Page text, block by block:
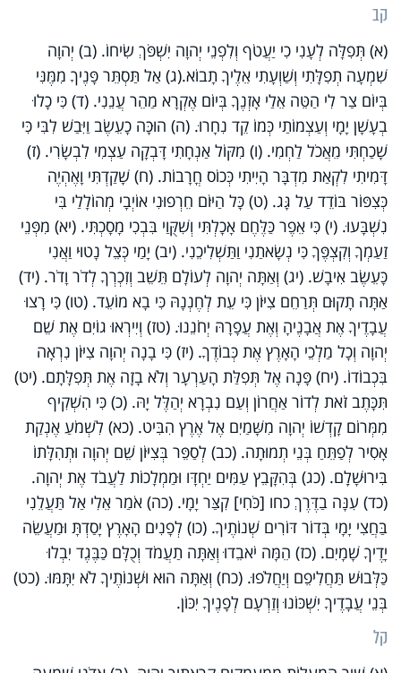
קב
(א) תְּפִלָּה לְעָנִי כִי יַעֲטֹף וְלִפְנֵי יְהוָה יִשְׁפֹּךְ שִׂיחוֹ. (ב) יְהוָה
שִׁמְעָה תְפִלָּתִי וְשַׁוְעָתִי אֵלֶיךָ תָבוֹא.(ג) אַל תַּסְתֵּר פָּנֶיךָ מִמֶּנִּי
בְּיוֹם צַר לִי הַטֵּה אֵלַי אָזְנֶךָ בְּיוֹם אֶקְרָא מַהֵר עֲנֵנִי. (ד) כִּי כָלוּ
בְעָשָׁן יָמָי וְעַצְמוֹתַי כְּמוֹ קֵד נִחָרוּ. (ה) הוּכָּה כָעֵשֶׂב וַיִּבַשׁ לִבִּי כִּי
שָׁכַחְתִּי מֵאֲכֹל לַחְמִי. (ו) מִקּוֹל אַנְחָתִי דָּבְקָה עַצְמִי לִבְשָׂרִי. (ז)
דָּמִיתִי לִקְאַת מִדְבָּר הָיִיתִי כְּכוֹס חֳרָבוֹת. (ח) שָׁקַדְתִּי וָאֶהְיֶה
כְּצִפּוֹר בּוֹדֵד עַל גָּג. (ט) כָּל הַיּוֹם חֵרְפוּנִי אוֹיְבָי מְהוֹלָלַי בִּי
נִשְׁבָּעוּ. (י) כִּי אֵפֶר כַּלֶּחֶם אָכָלְתִּי וְשִׁקֻּוַי בִּבְכִי מָסָכְתִּי. (יא) מִפְּנֵי
זַעַמְךָ וְקִצְפֶּךָ כִּי נְשָׂאתַנִי וַתַּשְׁלִיכֵנִי. (יב) יָמַי כְּצֵל נָטוּי וַאֲנִי
כָּעֵשֶׂב אִיבָשׁ. (יג) וְאַתָּה יְהוָה לְעוֹלָם תֵּשֵׁב וְזִכְרְךָ לְדֹר וָדֹר. (יד)
אַתָּה תָקוּם תְּרַחֵם צִיּוֹן כִּי עֵת לְחֶנְנָהּ כִּי בָא מוֹעֵד. (טו) כִּי רָצוּ
עֲבָדֶיךָ אֶת אֲבָנֶיהָ וְאֶת עֲפָרָהּ יְחֹנֵנוּ. (טז) וְיִירְאוּ גוֹיִם אֶת שֵׁם
יְהוָה וְכָל מַלְכֵי הָאָרֶץ אֶת כְּבוֹדֶךָ. (יז) כִּי בָנָה יְהוָה צִיּוֹן נִרְאָה
בִּכְבוֹדוֹ. (יח) פָּנָה אֶל תְּפִלַּת הָעַרְעָר וְלֹא בָזָה אֶת תְּפִלָּתָם. (יט)
תִּכָּתֶב זֹאת לְדוֹר אַחֲרוֹן וְעַם נִבְרָא יְהַלֶּל יָהּ. (כ) כִּי הִשְׁקִיף
מִמְּרוֹם קָדְשׁוֹ יְהוָה מִשָּׁמַיִם אֶל אֶרֶץ הִבִּיט. (כא) לִשְׁמֹעַ אֶנְקַת
אָסִיר לְפַתֵּחַ בְּנֵי תְמוּתָה. (כב) לְסַפֵּר בְּצִיּוֹן שֵׁם יְהוָה וּתְהִלָּתוֹ
בִּירוּשָׁלָ‍ִם. (כג) בְּהִקָּבֵץ עַמִּים יַחְדָּו וּמַמְלָכוֹת לַעֲבֹד אֶת יְהוָה.
(כד) עִנָּה בַדֶּרֶךְ כחו [כֹּחִי] קִצַּר יָמָי. (כה) אֹמַר אֵלִי אַל תַּעֲלֵנִי
בַּחֲצִי יָמָי בְּדוֹר דּוֹרִים שְׁנוֹתֶיךָ. (כו) לְפָנִים הָאָרֶץ יָסַדְתָּ וּמַעֲשֵׂה
יָדֶיךָ שָׁמָיִם. (כז) הֵמָּה יֹאבֵדוּ וְאַתָּה תַעֲמֹד וְכֻלָּם כַּבֶּגֶד יִבְלוּ
כַּלְּבוּשׁ תַּחֲלִיפֵם וְיַחֲלֹפוּ. (כח) וְאַתָּה הוּא וּשְׁנוֹתֶיךָ לֹא יִתָּמּוּ. (כט)
בְּנֵי עֲבָדֶיךָ יִשְׁכּוֹנוּ וְזַרְעָם לְפָנֶיךָ יִכּוֹן.
קל